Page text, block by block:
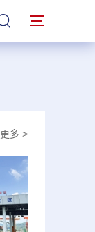
站内搜索
多 >